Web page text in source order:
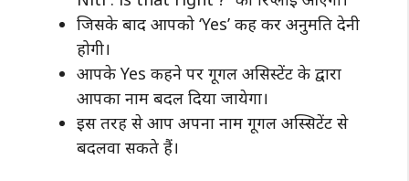
जिसके बाद आपको ‘Yes’ कह कर अनुमति देनी
होगी।
आपके Yes कहने पर गूगल असिस्टेंट के द्वारा
आपका नाम बदल दिया जायेगा।
इस तरह से आप अपना नाम गूगल अस्सिटेंट से
बदलवा सकते हैं।